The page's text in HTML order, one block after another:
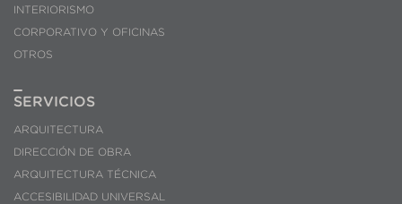
INTERIORISMO
CORPORATIVO Y OFICINAS
OTROS
SERVICIOS
ARQUITECTURA
DIRECCIÓN DE OBRA
ARQUITECTURA TÉCNICA
ACCESIBILIDAD UNIVERSAL